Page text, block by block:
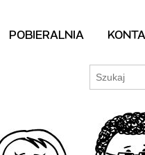
POBIERALNIA